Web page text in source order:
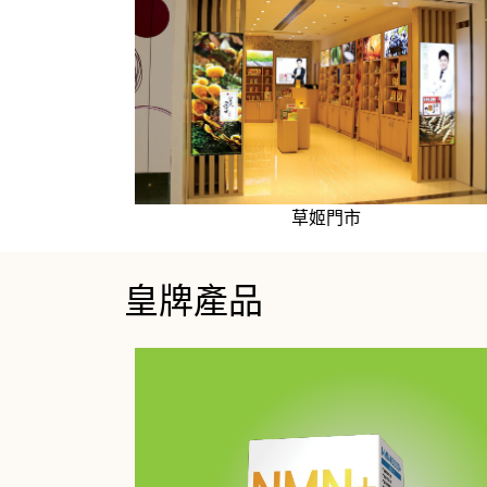
草姬門市
皇牌產品